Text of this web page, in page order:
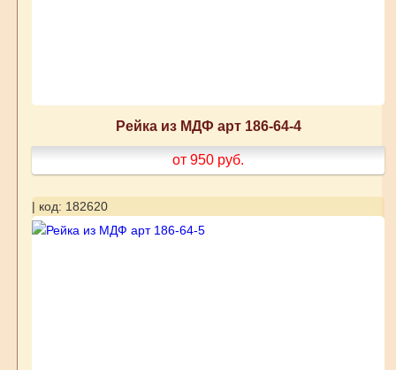
Рейка из МДФ арт 186-64-4
от 950 руб.
| код: 182620